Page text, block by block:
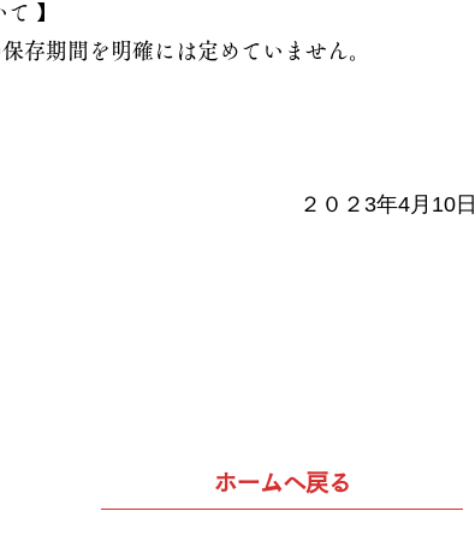
】
存期間を明確には定めていません。
２０２3年4月10
ホームへ戻る